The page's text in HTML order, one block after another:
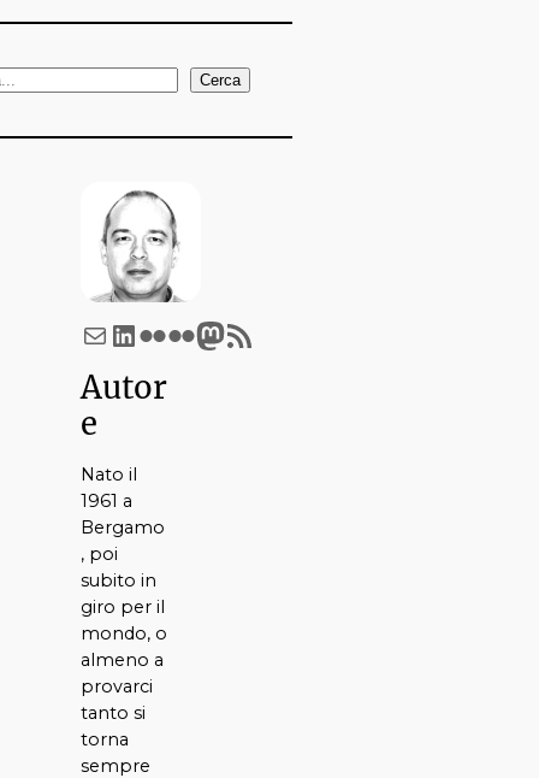
Cerca
Email LinkedIn Flickr Flickr Mastodon Feed RSS
Autor
e
Nato il
1961 a
Bergamo
, poi
subito in
giro per il
mondo, o
almeno a
provarci
tanto si
torna
sempre